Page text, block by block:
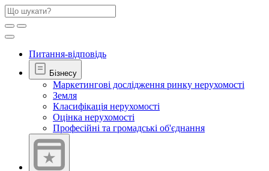
Питання-відповідь
Бізнесу
Маркетингові дослідження ринку нерухомості
Земля
Класифікація нерухомості
Оцінка нерухомості
Професійні та громадські об'єднання